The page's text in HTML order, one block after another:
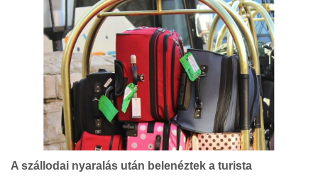
A szállodai nyaralás után belenéztek a turista